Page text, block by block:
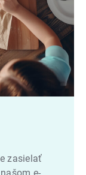
zasielať
e-